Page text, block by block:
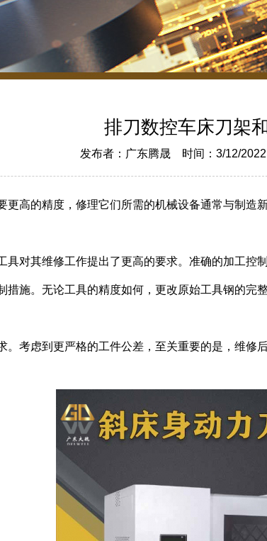
排刀数控车床刀架
发布者：广东腾晟 时间：3/12/
更高的精度，修理它们所需的机械设备通常与制造
具对其维修工作提出了更高的要求。准确的加工
措施。无论工具的精度如何，更改原始工具钢的
。考虑到更严格的工件公差，至关重要的是，维